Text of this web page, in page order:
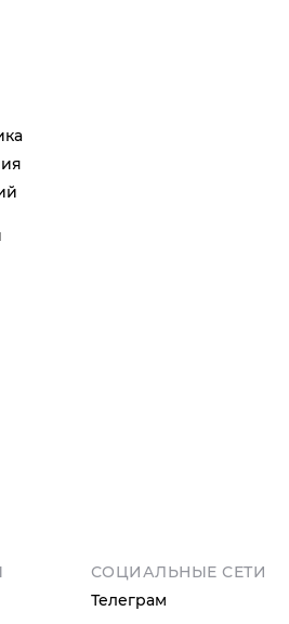
СОЦИАЛЬНЫЕ СЕТИ
Телеграм